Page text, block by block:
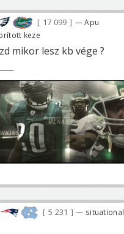
17 099
— Apu
keze
mikor lesz kb vége ?
5 231
— situational